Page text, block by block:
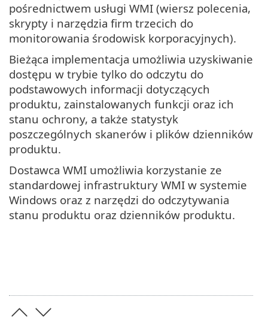
pośrednictwem usługi WMI (wiersz polecenia,
skrypty i narzędzia firm trzecich do
monitorowania środowisk korporacyjnych).
Bieżąca implementacja umożliwia uzyskiwanie
dostępu w trybie tylko do odczytu do
podstawowych informacji dotyczących
produktu, zainstalowanych funkcji oraz ich
stanu ochrony, a także statystyk
poszczególnych skanerów i plików dzienników
produktu.
Dostawca WMI umożliwia korzystanie ze
standardowej infrastruktury WMI w systemie
Windows oraz z narzędzi do odczytywania
stanu produktu oraz dzienników produktu.